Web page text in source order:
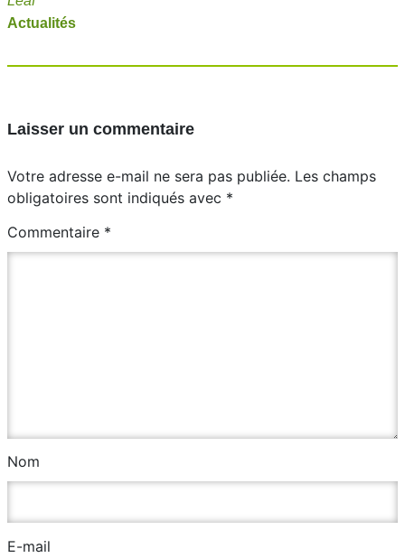
Actualités
Laisser un commentaire
Votre adresse e-mail ne sera pas publiée. Les champs
obligatoires sont indiqués avec *
Commentaire *
Nom
E-mail